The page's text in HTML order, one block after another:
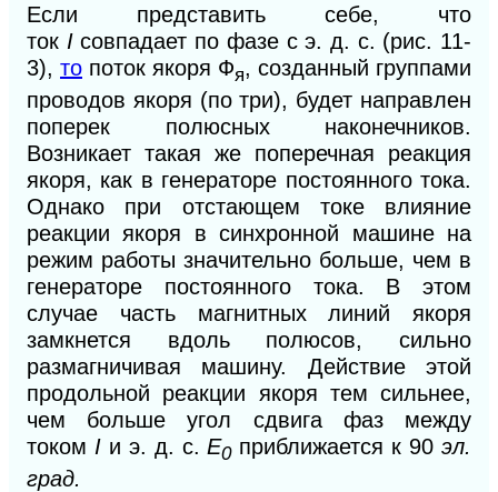
Если представить себе, что
ток Iсовпадает по фазе с э. д. с. (рис. 11-
3), то поток якоря Фя, созданный группами
проводов якоря (по три), будет направлен
поперек полюсных наконечников.
Возникает такая же поперечная реакция
якоря, как в генераторе постоянного тока.
Однако при отстающем токе влияние
реакции якоря в синхронной машине на
режим работы значительно больше, чем в
генераторе постоянного тока. В этом
случае часть магнитных линий якоря
замкнется вдоль полюсов, сильно
размагничивая машину. Действие этой
продольной реакции якоря тем сильнее,
чем больше угол сдвига фаз между
током Iи э. д. с.Е0 приближается к 90эл.
град.